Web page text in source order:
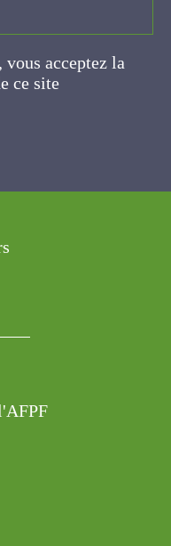
acceptez la
ce site